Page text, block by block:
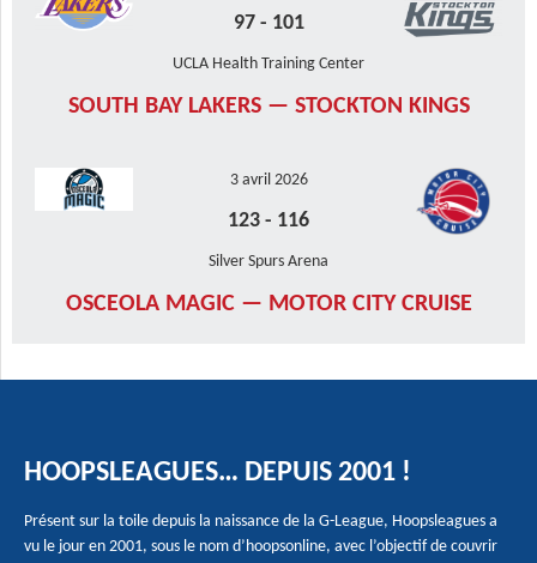
97- 101
UCLA Health Training Center
SOUTH BAY LAKERS — STOCKTON KINGS
3 avril 2026
123 - 116
Silver Spurs Arena
OSCEOLA MAGIC — MOTOR CITY CRUISE
HOOPSLEAGUES… DEPUIS 2001 !
Présent sur la toile depuis la naissance de la G-League, Hoopsleagues a
vu le jour en 2001, sous le nom d’hoopsonline, avec l’objectif de couvrir